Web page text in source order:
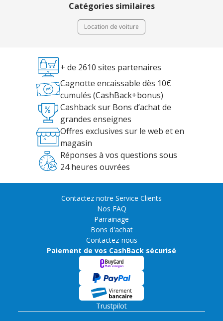
Catégories similaires
Location de voiture
+ de 2610 sites partenaires
Cagnotte encaissable dès 10€
cumulés (CashBack+bonus)
Cashback sur Bons d’achat de
grandes enseignes
Offres exclusives sur le web et en
magasin
Réponses à vos questions sous
24 heures ouvrées
Contactez notre Service Clients
Nos FAQ
Parrainage
Bons d'achat
Contactez-nous
Paiement de vos CashBack sécurisé
Trustpilot